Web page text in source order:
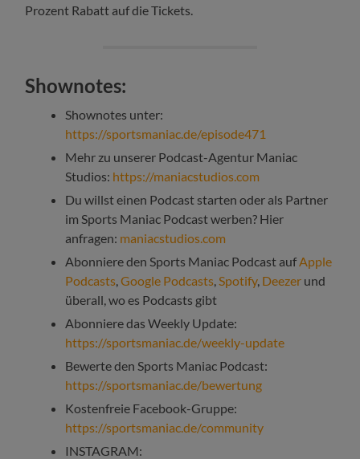
Prozent Rabatt auf die Tickets.
Shownotes:
Shownotes unter:
https://sportsmaniac.de/episode471
Mehr zu unserer Podcast-Agentur Maniac
Studios: https://maniacstudios.com
Du willst einen Podcast starten oder als Partner
im Sports Maniac Podcast werben? Hier
anfragen: maniacstudios.com
Abonniere den Sports Maniac Podcast aufApple
Podcasts,Google Podcasts,Spotify, Deezer und
überall, wo es Podcasts gibt
Abonniere das Weekly Update:
https://sportsmaniac.de/weekly-update
Bewerte den Sports Maniac Podcast:
https://sportsmaniac.de/bewertung
Kostenfreie Facebook-Gruppe:
https://sportsmaniac.de/community
INSTAGRAM: